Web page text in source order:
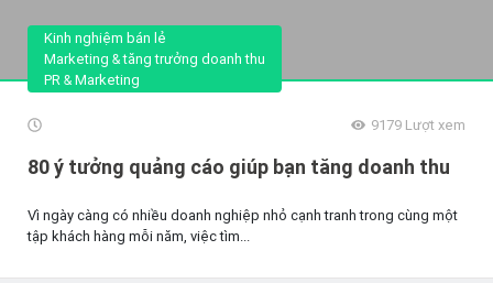
Kinh nghiệm bán lẻ
Marketing & tăng trưởng doanh thu
PR & Marketing
9179 Lượt xem
80 ý tưởng quảng cáo giúp bạn tăng doanh thu
Vì ngày càng có nhiều doanh nghiệp nhỏ cạnh tranh trong cùng một
tập khách hàng mỗi năm, việc tìm...